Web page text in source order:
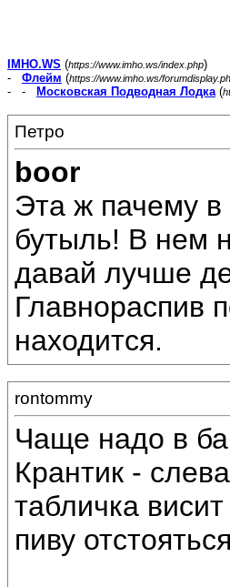
IMHO.WS (https://www.imho.ws/index.php)
- Флейм (https://www.imho.ws/
- -
Московская Подводная Лодка(
Петро
boor
Эта ж пачему
бутыль! В нем
давай лучше
Главнораспив
находится.
rontommy
Чаще надо в
Крантик -
табличка
пиву